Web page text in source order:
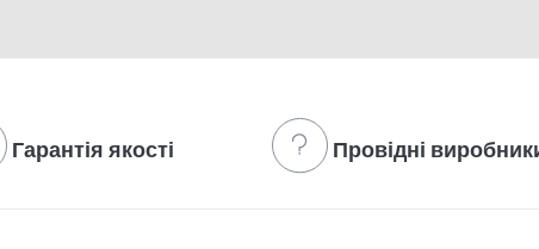
Гарантія якості Провідні